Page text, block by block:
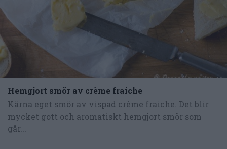
Hemgjort smör av crème fraiche
Kärna eget smör av vispad crème fraiche. Det blir
mycket gott och aromatiskt hemgjort smör som
går...